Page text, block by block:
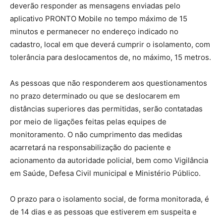
deverão responder as mensagens enviadas pelo
aplicativo PRONTO Mobile no tempo máximo de 15
minutos e permanecer no endereço indicado no
cadastro, local em que deverá cumprir o isolamento, com
tolerância para deslocamentos de, no máximo, 15 metros.
As pessoas que não responderem aos questionamentos
no prazo determinado ou que se deslocarem em
distâncias superiores das permitidas, serão contatadas
por meio de ligações feitas pelas equipes de
monitoramento. O não cumprimento das medidas
acarretará na responsabilização do paciente e
acionamento da autoridade policial, bem como Vigilância
em Saúde, Defesa Civil municipal e Ministério Público.
O prazo para o isolamento social, de forma monitorada, é
de 14 dias e as pessoas que estiverem em suspeita e